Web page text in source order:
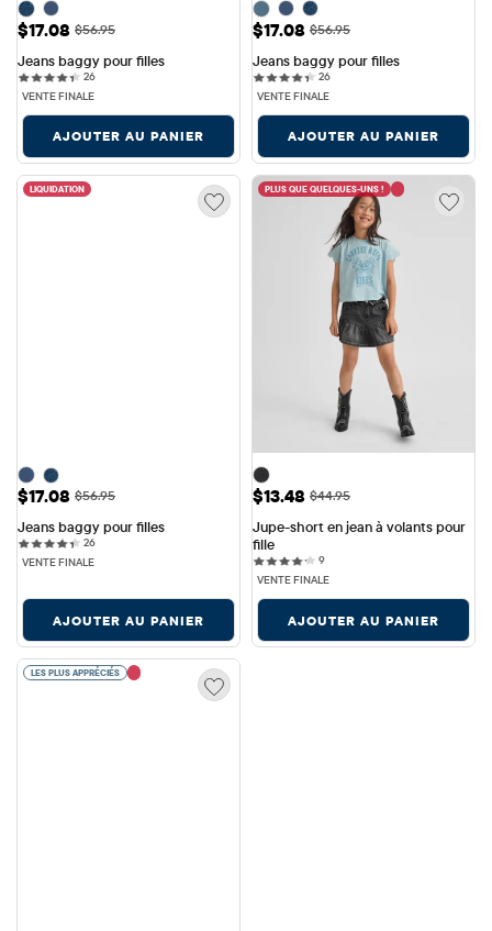
Prix ​​de vente: $17.08
$17.08 Prix ​​d'origine: $56.95
$56.95
Jeans baggy pour filles
2626 reviews
VENTE FINALE
AJOUTER AU PANIER
Prix ​​de vente: $17.08
$17.08 Prix ​​d'origine: $56.95
$56.95
Jeans baggy pour filles
2626 reviews
VENTE FINALE
AJOUTER AU PANIER
LIQUIDATION
Prix ​​de vente: $17.08
$17.08 Prix ​​d'origine: $56.95
$56.95
Jeans baggy pour filles
2626 reviews
VENTE FINALE
AJOUTER AU PANIER
PLUS QUE QUELQUES-UNS !
Prix ​​de vente: $13.48
$13.48 Prix ​​d'origine: $44.95
$44.95
Jupe-short en jean à volants pour
fille
99 reviews
VENTE FINALE
AJOUTER AU PANIER
LES PLUS APPRÉCIÉS